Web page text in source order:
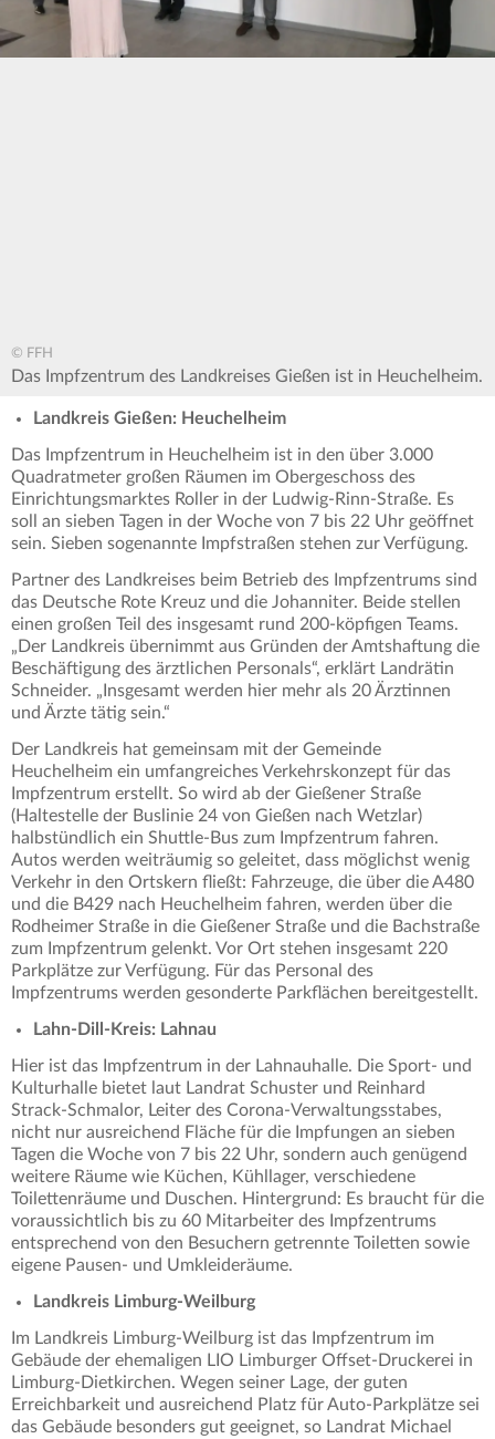
© FFH
Das Impfzentrum des Landkreises Gießen ist in Heuchelheim.
Landkreis Gießen: Heuchelheim
Das Impfzentrum in Heuchelheim ist in den über 3.000
Quadratmeter großen Räumen im Obergeschoss des
Einrichtungsmarktes Roller in der Ludwig-Rinn-Straße. Es
soll an sieben Tagen in der Woche von 7 bis 22 Uhr geöffnet
sein. Sieben sogenannte Impfstraßen stehen zur Verfügung.
Partner des Landkreises beim Betrieb des Impfzentrums sind
das Deutsche Rote Kreuz und die Johanniter. Beide stellen
einen großen Teil des insgesamt rund 200-köpfigen Teams.
„Der Landkreis übernimmt aus Gründen der Amtshaftung die
Beschäftigung des ärztlichen Personals“, erklärt Landrätin
Schneider. „Insgesamt werden hier mehr als 20 Ärztinnen
und Ärzte tätig sein.“
Der Landkreis hat gemeinsam mit der Gemeinde
Heuchelheim ein umfangreiches Verkehrskonzept für das
Impfzentrum erstellt. So wird ab der Gießener Straße
(Haltestelle der Buslinie 24 von Gießen nach Wetzlar)
halbstündlich ein Shuttle-Bus zum Impfzentrum fahren.
Autos werden weiträumig so geleitet, dass möglichst wenig
Verkehr in den Ortskern fließt: Fahrzeuge, die über die A480
und die B429 nach Heuchelheim fahren, werden über die
Rodheimer Straße in die Gießener Straße und die Bachstraße
zum Impfzentrum gelenkt. Vor Ort stehen insgesamt 220
Parkplätze zur Verfügung. Für das Personal des
Impfzentrums werden gesonderte Parkflächen bereitgestellt.
Lahn-Dill-Kreis: Lahnau
Hier ist das Impfzentrum in der Lahnauhalle. Die Sport- und
Kulturhalle bietet laut Landrat Schuster und Reinhard
Strack-Schmalor, Leiter des Corona-Verwaltungsstabes,
nicht nur ausreichend Fläche für die Impfungen an sieben
Tagen die Woche von 7 bis 22 Uhr, sondern auch genügend
weitere Räume wie Küchen, Kühllager, verschiedene
Toilettenräume und Duschen. Hintergrund: Es braucht für die
voraussichtlich bis zu 60 Mitarbeiter des Impfzentrums
entsprechend von den Besuchern getrennte Toiletten sowie
eigene Pausen- und Umkleideräume.
Landkreis Limburg-Weilburg
Im Landkreis Limburg-Weilburg ist das Impfzentrum im
Gebäude der ehemaligen LIO Limburger Offset-Druckerei in
Limburg-Dietkirchen. Wegen seiner Lage, der guten
Erreichbarkeit und ausreichend Platz für Auto-Parkplätze sei
das Gebäude besonders gut geeignet, so Landrat Michael